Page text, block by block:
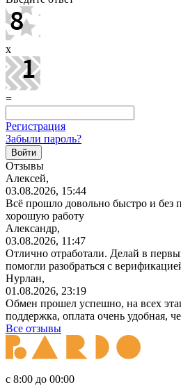
x
=
Регистрация
Забыли пароль?
Отзывы
Алексей,
03.08.2026, 15:44
Всё прошло довольно быстро и без
хорошую работу
Александр,
03.08.2026, 11:47
Отлично отработали. Делай в
помогли разобраться с
Нурлан,
01.08.2026, 23:19
Обмен прошел успешно, на всех
поддержка, оплата очень удобная,
Все отзывы
с 8:00 до 00:00